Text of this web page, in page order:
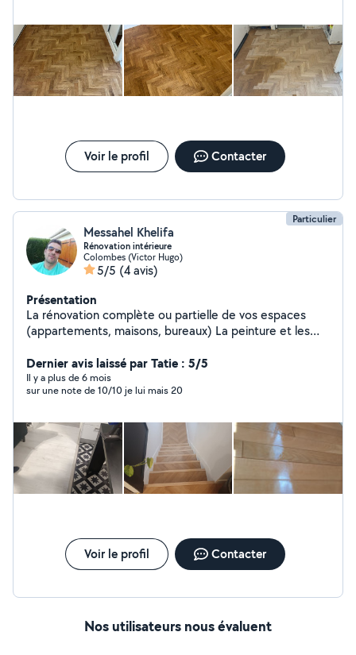
Voir le profil Contacter
Particulier
Messahel Khelifa
Rénovation intérieure
Colombes (Victor Hugo)
5/5 (4 avis)
Présentation
La rénovation complète ou partielle de vos espaces
(appartements, maisons, bureaux) La peinture et les
pose de sols (carrelage,lino moquette et tout de type
de parquet L'aménagement et la modernisation de
cuisines et salles de bains Les petits travaux de finition
montage de meubles peinture objectif : transformer vos
intérieurs en lieux confortables, esthétiques et adaptés
à vos besoins, tout en respectant les délais et votre
budget. Qualités principales : sérieux, précision,
créativité et écoute du client. Contactez moi dès
Dernier avis laissé par Tatie : 5/5
Il y a plus de 6 mois
sur une note de 10/10 je lui mais 20
Voir le profil Contacter
Nos utilisateurs nous évaluent